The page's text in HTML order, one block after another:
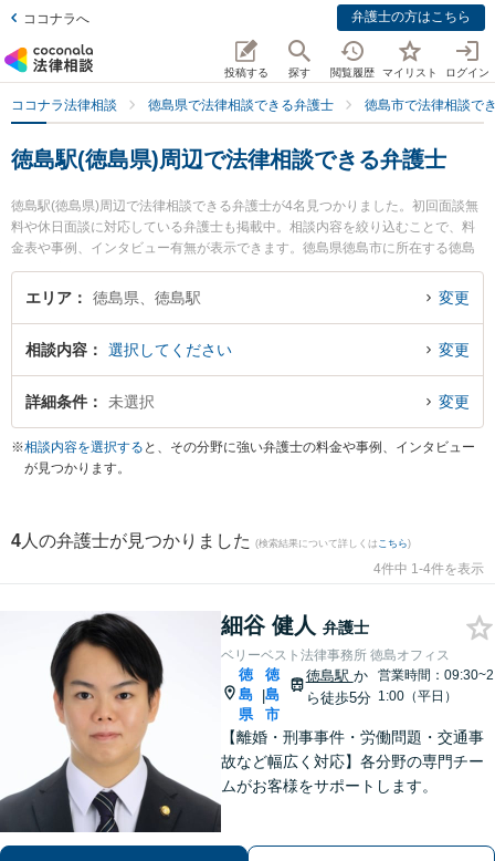
ココナラへ 弁護士の方はこちら
投稿する 探す 閲覧履歴 マイリスト ログイン
ココナラ法律相談 徳島県で法律相談できる弁護士 徳島市で法律相談で
徳島駅(徳島県)周辺で法律相談できる弁護士
徳島駅(徳島県)周辺で法律相談できる弁護士が4名見つかりました。初回面談無
料や休日面談に対応している弁護士も掲載中。相談内容を絞り込むことで、料
金表や事例、インタビュー有無が表示できます。徳島県徳島市に所在する徳島
駅はJR高徳線、よしの川ブルーライン、JR牟岐線が利用可能なターミナル駅で
す。多くの弁護士から探したいときはお近くや同一路線のより大きな駅も追加
の三木 哲平弁護士のプロフィール情報や弁護士費用、強みなどが注目されてい
ます。『家族間の相続トラブルのトラブルを勤務先から通いやすい徳島駅周辺
に事務所を構える弁護士に面談予約したい』『家族間の相続トラブルのトラブ
相続トラブルを法律相談できる徳島駅付近の弁護士に面談予約したい』などで
お困りの相談者さんにおすすめです。
エリア 徳島県、徳島駅 変更
相談内容 選択してください 変更
詳細条件 未選択 変更
※相談内容を選択する と、その分野に強い弁護士の料金や事例、インタビュー
が見つかります。
4 人の弁護士が見つかりました (検索結果について詳しくは こちら)
4件中 1-4件を表示
細谷 健人 弁護士
ベリーベスト法律事務所 徳島オフィス
徳
島
県
|
徳
島
市
徳島駅 か
ら徒歩5分
営業時間：09:30~2
1:00（平日）
【離婚・刑事事件・労働問題・交通事
故など幅広く対応】各分野の専門チー
ムがお客様をサポートします。